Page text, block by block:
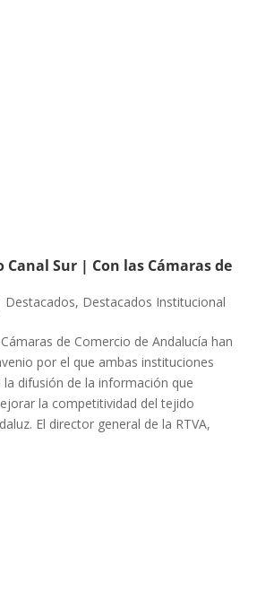
Canal Sur | Con las Cámaras de
Destacados, Destacados Institucional
de Comercio de Andalucía han
por el que ambas instituciones
la difusión de la información que
la competitividad del tejido
El director general de la RTVA,